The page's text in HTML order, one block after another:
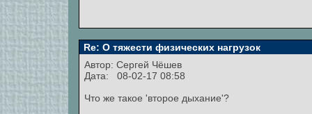
Re: О тяжести физических нагрузок
Автор: Сергей Чёшев
Дата: 08-02-17 08:58
Что же такое 'второе дыхание'?